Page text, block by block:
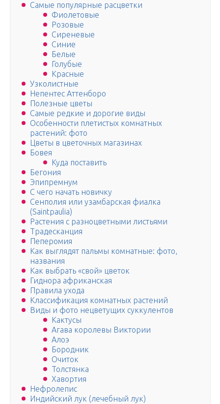
Самые популярные расцветки
Фиолетовые
Розовые
Сиреневые
Синие
Белые
Голубые
Красные
Узколистные
Непентес Аттенборо
Полезные цветы
Самые редкие и дорогие виды
Особенности плетистых комнатных
растений: фото
Цветы в цветочных магазинах
Бовея
Куда поставить
Бегония
Эпипремнум
С чего начать новичку
Сенполия или узамбарская фиалка
(Saintpaulia)
Растения с разноцветными листьями
Традесканция
Пеперомия
Как выглядят пальмы комнатные: фото,
названия
Как выбрать «свой» цветок
Гиднора африканская
Правила ухода
Классификация комнатных растений
Виды и фото нецветущих суккулентов
Кактусы
Агава королевы Виктории
Алоэ
Бородник
Очиток
Толстянка
Хавортия
Нефролепис
Индийский лук (лечебный лук)